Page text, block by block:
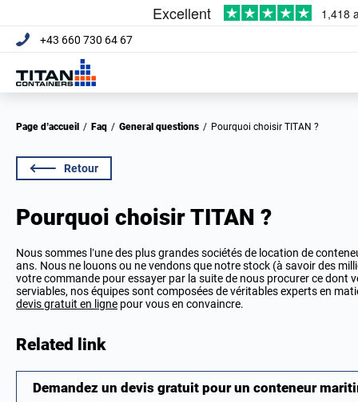
+43 660 730 64 67
Page d’accueil / Faq / General questions / Pourquoi choisir TITAN ?
Retour
Pourquoi choisir TITAN ?
Nous sommes l’une des plus grandes sociétés de location de
ans. Nous ne louons ou ne vendons que notre stock (à savoir des
votre commande pour essayer par la suite de nous procurer ce dont
serviables, nos équipes sont composées de véritables experts en
devis gratuit en ligne pour vous en convaincre.
Related link
Demandez un devis gratuit pour un conteneur